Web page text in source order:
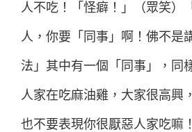
人不吃！「怪癖！」（眾笑）
人，你要「同事」啊！佛不是
法」其中有一個「同事」，同
人家在吃麻油雞，大家很高興
也不要表現你很厭惡人家吃嘛